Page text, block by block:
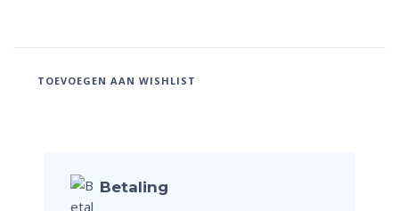
TOEVOEGEN AAN WISHLIST
Betaling